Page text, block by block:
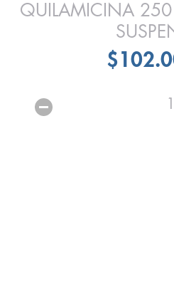
QUILAMICINA
1